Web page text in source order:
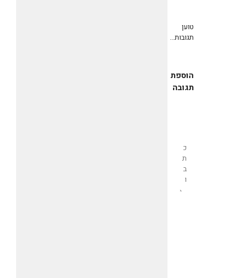
טוען
תגובות...
הוספת
תגובה